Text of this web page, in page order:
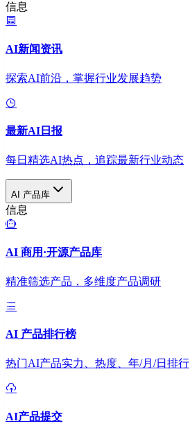
信息
AI新闻资讯
探索AI前沿，掌握行业发展趋势
最新AI日报
每日精选AI热点，追踪最新行业动态
AI 产品库
信息
AI 商用·开源产品库
精准筛选产品，多维度产品调研
AI 产品排行榜
热门AI产品实力、热度、年/月/日排行
AI产品提交